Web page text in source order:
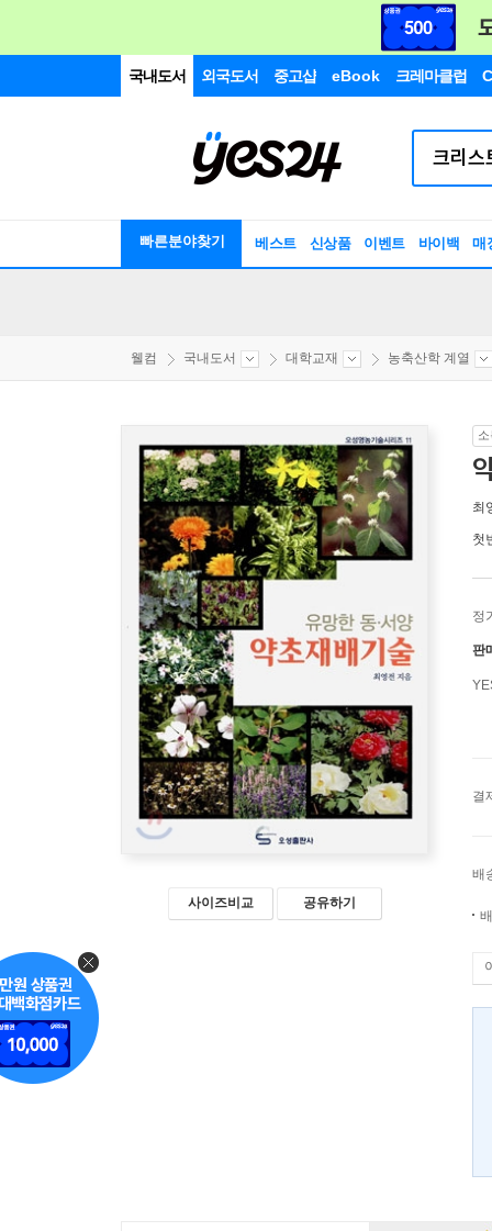
국내도서 외국도서 중고샵 eBook 크레마클럽
빠른분야찾기 베스트 신상품 이벤트 바이백 매
웰컴 국내도서 대학교재 농축산학 계열
사이즈비교 공유하기
최
첫
정
판
결
배